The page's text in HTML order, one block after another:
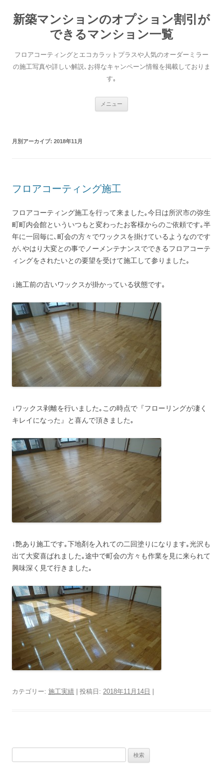
新築マンションのオプション割引が
できるマンション一覧
フロアコーティングとエコカラットプラスや人気のオーダーミラー
の施工写真や詳しい解説､お得なキャンペーン情報を掲載しておりま
す｡
メニュー
月別アーカイブ: 2018年11月
フロアコーティング施工
フロアコーティング施工を行って来ました｡今日は所沢市の弥生
町町内会館といういつもと変わったお客様からのご依頼です｡半
年に一回毎に､町会の方々でワックスを掛けているようなのです
が､やはり大変との事でノーメンテナンスでできるフロアコーテ
ィングをされたいとの要望を受けて施工して参りました｡
↓施工前の古いワックスが掛かっている状態です｡
↓ワックス剥離を行いました｡この時点で『フローリングが凄く
キレイになった』と喜んで頂きました｡
↓艶あり施工です｡下地剤を入れての二回塗りになります｡光沢も
出て大変喜ばれました｡途中で町会の方々も作業を見に来られて
興味深く見て行きました｡
カテゴリー: 施工実績 | 投稿日: 2018年11月14日